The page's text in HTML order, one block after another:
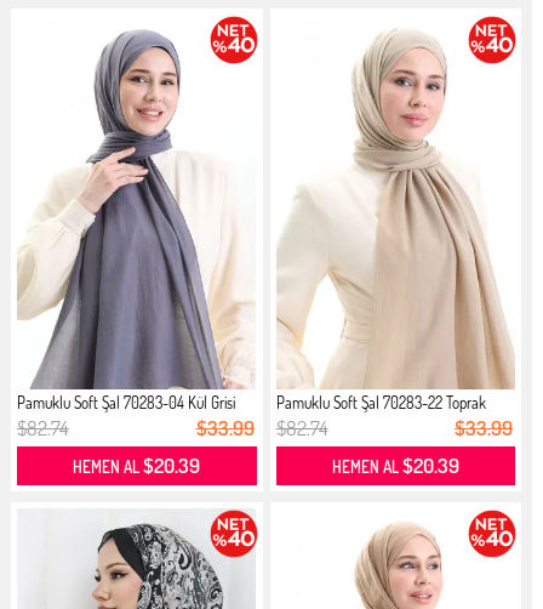
Pamuklu Soft Şal 70283-04 Kül Grisi
$82.74 $33.99
HEMEN AL$20.39
Pamuklu Soft Şal 70283-22 Toprak
$82.74 $33.99
HEMEN AL$20.39